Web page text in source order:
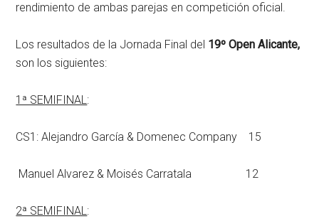
rendimiento de ambas parejas en competición oficial.
Los resultados de la Jornada Final del 19º Open Alicante,
son los siguientes:
1ª SEMIFINAL:
CS1: Alejandro García & Domenec Company 15
Manuel Alvarez & Moisés Carratala 12
2ª SEMIFINAL: